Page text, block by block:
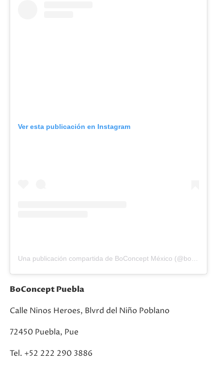
Ver esta publicación en Instagram
BoConcept Puebla
Calle Ninos Heroes, Blvrd del Niño Poblano
72450 Puebla, Pue
Tel. +52 222 290 3886